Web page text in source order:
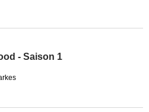
- Saison 1